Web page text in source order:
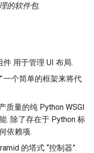
的软件包.
件 用于管理 UI 布局.
一个简单的框架来将代
质量的纯 Python WSGI
. 除了存在于 Python 标
依赖项.
的塔式 “控制器”.